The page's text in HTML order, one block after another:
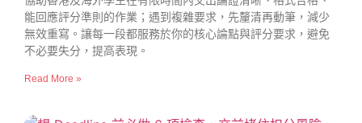
能回應評分準則的作業；遇到複雜要求，先釐清再動筆，減少
無效重寫。讓每一段都服務於你的核心論點與評分要求，避免
不必要失分，提高表現。
Read More »